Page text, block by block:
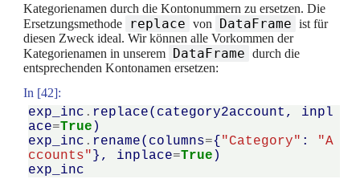
Kategorienamen durch die Kontonummern zu ersetzen. Die
Ersetzungsmethode
replace von DataFrame ist für
diesen Zweck ideal. Wir können alle Vorkommen der
Kategorienamen in unserem DataFrame durch die
entsprechenden Kontonamen ersetzen:
In [42]:
exp_inc . replace( category2account ,
inpl
ace=True )
exp_inc . rename( columns={ "Category" :
"A
ccounts" }, inplace=True )
exp_inc